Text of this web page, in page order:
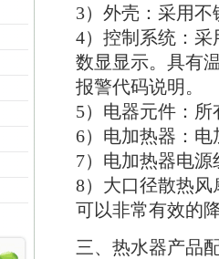
3） 外壳 ： 采用不
4） 控制系统 ： 采
数显显示。 具有
报警代码说明 。
5） 电器元件 ： 所
6） 电加热器 ： 电
7） 电加热器电源
8） 大口径散热风
可以非常有效的
三 、 热水器产品